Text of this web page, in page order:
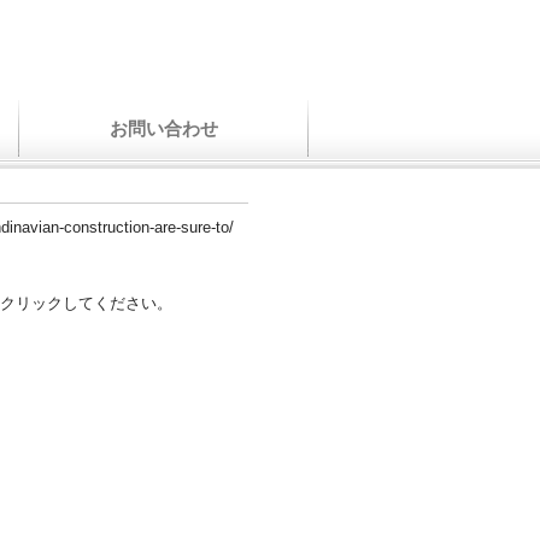
お問い合わせ
construction-are-sure-to/
リックしてください。